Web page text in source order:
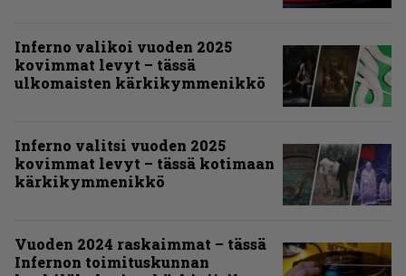
Inferno valikoi vuoden 2025
kovimmat levyt – tässä
ulkomaisten kärkikymmenikkö
Inferno valitsi vuoden 2025
kovimmat levyt – tässä kotimaan
kärkikymmenikkö
Vuoden 2024 raskaimmat – tässä
Infernon toimituskunnan